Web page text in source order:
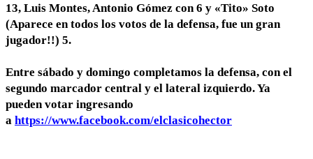
13, Luis Montes, Antonio Gómez con 6 y «Tito» Soto
(Aparece en todos los votos de la defensa, fue un gran
jugador!!) 5.
Entre sábado y domingo completamos la defensa, con el
segundo marcador central y el lateral izquierdo. Ya
pueden votar ingresando
a https://www.facebook.com/elclasicohector